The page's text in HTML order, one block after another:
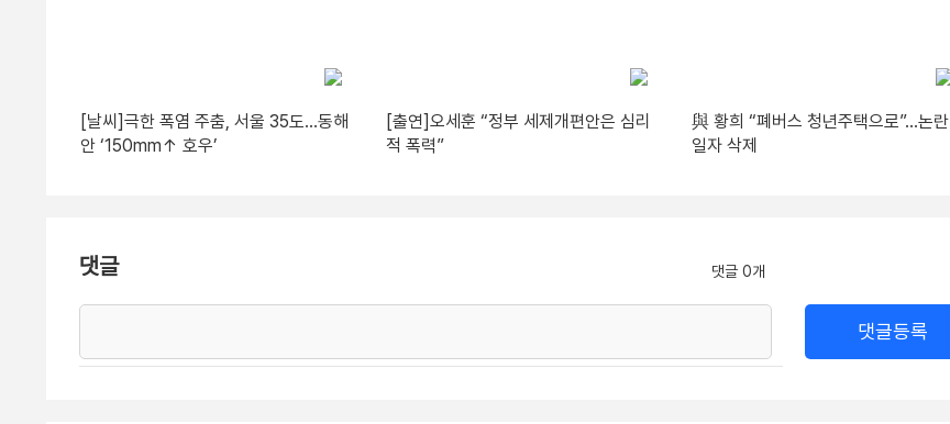
[날씨]극한 폭염 주춤, 서울 35도…동해
안 ‘150mm↑ 호우’
[출연]오세훈 “정부 세제개편안은 심리
적 폭력”
與 황희 “폐버스 청년주택으로”…논란
일자 삭제
댓글 댓글 0개
댓글등록